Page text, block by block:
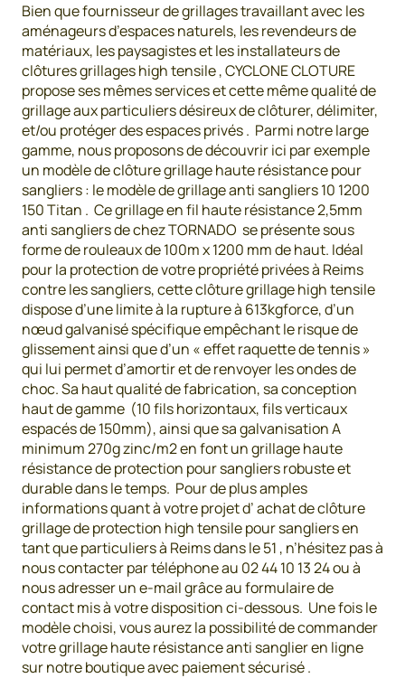
Bien que fournisseur de grillages travaillant avec les
aménageurs d’espaces naturels, les revendeurs de
matériaux, les paysagistes et les installateurs de
clôtures grillages high tensile , CYCLONE CLOTURE
propose ses mêmes services et cette même qualité de
grillage aux particuliers désireux de clôturer, délimiter,
et/ou protéger des espaces privés . Parmi notre large
gamme, nous proposons de découvrir ici par exemple
un modèle de clôture grillage haute résistance pour
sangliers : le modèle de grillage anti sangliers 10 1200
150 Titan . Ce grillage en fil haute résistance 2,5mm
anti sangliers de chez TORNADO se présente sous
forme de rouleaux de 100m x 1200 mm de haut. Idéal
pour la protection de votre propriété privées à Reims
contre les sangliers, cette clôture grillage high tensile
dispose d’une limite à la rupture à 613kgforce, d’un
nœud galvanisé spécifique empêchant le risque de
glissement ainsi que d’un « effet raquette de tennis »
qui lui permet d’amortir et de renvoyer les ondes de
choc. Sa haut qualité de fabrication, sa conception
haut de gamme (10 fils horizontaux, fils verticaux
espacés de 150mm), ainsi que sa galvanisation A
minimum 270g zinc/m2 en font un grillage haute
résistance de protection pour sangliers robuste et
durable dans le temps. Pour de plus amples
informations quant à votre projet d’ achat de clôture
grillage de protection high tensile pour sangliers en
tant que particuliers à Reims dans le 51 , n’hésitez pas à
nous contacter par téléphone au 02 44 10 13 24 ou à
nous adresser un e-mail grâce au formulaire de
contact mis à votre disposition ci-dessous. Une fois le
modèle choisi, vous aurez la possibilité de commander
votre grillage haute résistance anti sanglier en ligne
sur notre boutique avec paiement sécurisé .